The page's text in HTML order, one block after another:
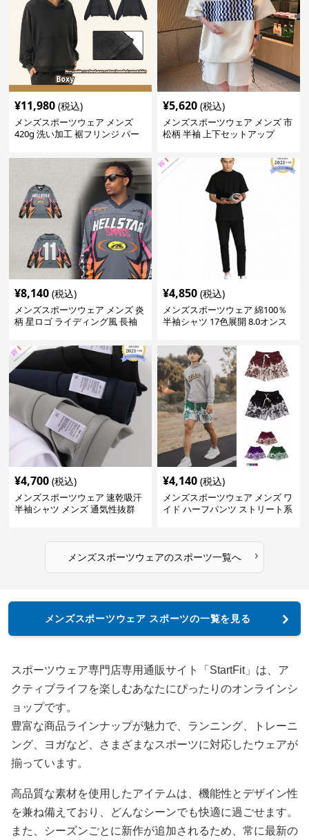
¥11,980 (税込)
メンズスポーツウェア メンズ
420g 洗い加工 裾フリンジ パー
¥5,620 (税込)
メンズスポーツウェア メンズ 市
松柄 半袖 上下セットアップ
¥8,140 (税込)
メンズスポーツウェア メンズ 炎
柄 星ロゴ ライディング風 長袖
¥4,850 (税込)
メンズスポーツウェア 綿100％
半袖シャツ 17色展開 8.0オンス
¥4,700 (税込)
メンズスポーツウェア 速乾吸汗
半袖シャツ メンズ 通気性抜群
¥4,140 (税込)
メンズスポーツウェア メンズ ワ
イド ハーフパンツ ストリート系
メンズスポーツウェアのスポーツ一覧へ ›
メンズスポーツウェア スポーツの一覧を見る
スポーツウェア専門店専用通販サイト「StartFit」は、ア
クティブライフを楽しむあなたにぴったりのオンラインシ
ョップです。
豊富な商品ラインナップが魅力で、ランニング、トレーニ
ング、ヨガなど、さまざまなスポーツに対応したウェアが
揃っています。
高品質な素材を使用したアイテムは、機能性とデザイン性
を兼ね備えており、どんなシーンでも快適に過ごせます。
また、シーズンごとに新作が追加されるため、常に最新の